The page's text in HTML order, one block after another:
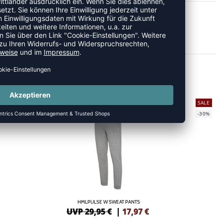
-40%
HMLPULSE W SWEAT PANTS
UVP 29,95 € | 17,97€
SALE
-30%